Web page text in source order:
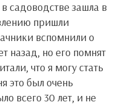
садоводстве зашла в
пришли
вспомнили о
назад, но его помнят
что я могу стать
это был очень
всего 30 лет, и не